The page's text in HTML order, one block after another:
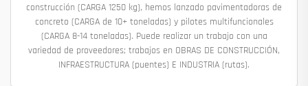
construcción (CARGA 1250 kg), hemos lanzado pavimentadoras de
concreto (CARGA de 10+ toneladas) y pilotes multifuncionales
(CARGA 8-14 toneladas). Puede realizar un trabajo con una
variedad de proveedores; trabajos en OBRAS DE CONSTRUCCIÓN,
INFRAESTRUCTURA (puentes) E INDUSTRIA (rutas).